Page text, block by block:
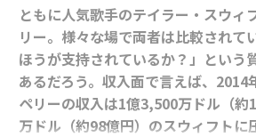
ともに人気歌手のテイラー・スウィ
リー。様々な場で両者は比較されて
ほうが支持されているか？」という
あるだろう。収入面で言えば、2014
ペリーの収入は1億3,500万ドル（
万ドル（約98億円）のスウィフトに